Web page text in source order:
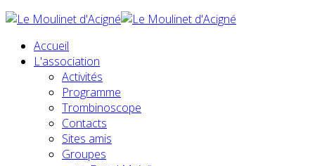
Accueil
L'association
Activités
Programme
Trombinoscope
Contacts
Sites amis
Groupes